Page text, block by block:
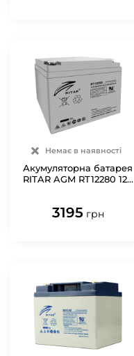
Немає в наявності
Акумуляторна батарея
RITAR AGM RT12280 12V
3195 грн